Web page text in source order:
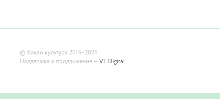
© Какао культура 2014–2026
Поддержка и продвижение — VT Digital